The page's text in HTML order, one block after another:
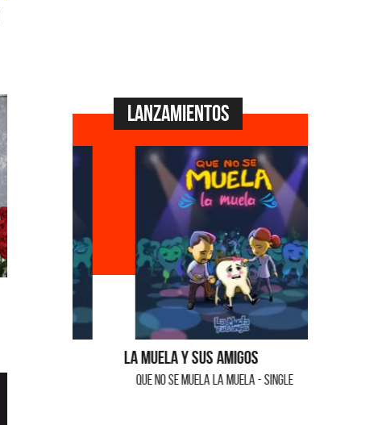
Lanzamientos
La Muela y Sus Amigos
QUE NO SE MUELA LA MUELA - SINGLE